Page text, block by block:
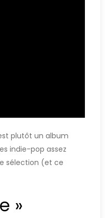
plutôt un album
indie-pop assez
sélection (et ce
»